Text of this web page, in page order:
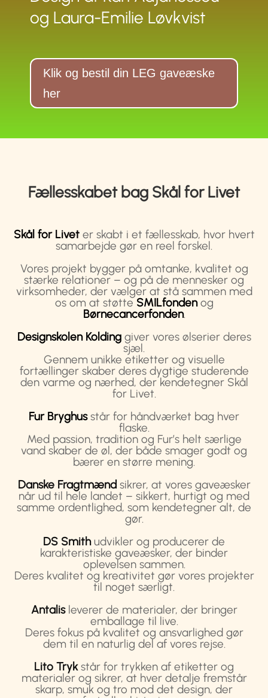
og Laura-Emilie Løvkvist
Klik og bestil din LEG gaveæske
her
Fællesskabet bag Skål for Livet
Skål for Liveter skabt i et fællesskab, hvor hvert
samarbejde gør en reel forskel.
Vores projekt bygger på omtanke, kvalitet og
stærke relationer – og på de mennesker og
virksomheder, der vælger at stå sammen med
os om at støtte SMILfondenog
Børnecancerfonden.
Designskolen Koldinggiver vores ølserier deres
sjæl.
Gennem unikke etiketter og visuelle
fortællinger skaber deres dygtige studerende
den varme og nærhed, der kendetegner Skål
for Livet.
Fur Bryghus står for håndværket bag hver
flaske.
Med passion, tradition og Fur’s helt særlige
vand skaber de øl, der både smager godt og
bærer en større mening.
Danske Fragtmænd sikrer, at vores gaveæsker
når ud til hele landet – sikkert, hurtigt og med
samme ordentlighed, som kendetegner alt, de
gør.
DS Smithudvikler og producerer de
karakteristiske gaveæsker, der binder
oplevelsen sammen.
Deres kvalitet og kreativitet gør vores projekter
til noget særligt.
Antalisleverer de materialer, der bringer
emballage til live.
Deres fokus på kvalitet og ansvarlighed gør
dem til en naturlig del af vores rejse.
Lito Tryk står for trykken af etiketter og
materialer og sikrer, at hver detalje fremstår
skarp, smuk og tro mod det design, der